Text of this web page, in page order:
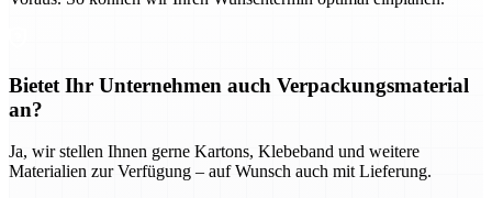
Bietet Ihr Unternehmen auch Verpackungsmaterial
an?
Ja, wir stellen Ihnen gerne Kartons, Klebeband und weitere
Materialien zur Verfügung – auf Wunsch auch mit Lieferung.